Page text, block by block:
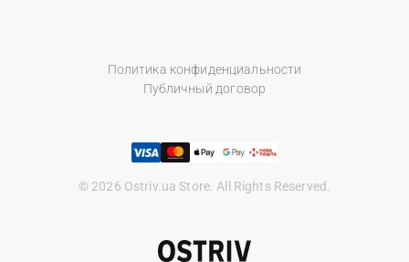
Политика конфиденциальности
Публичный договор
© 2026 Ostriv.ua Store. All Rights Reserved.